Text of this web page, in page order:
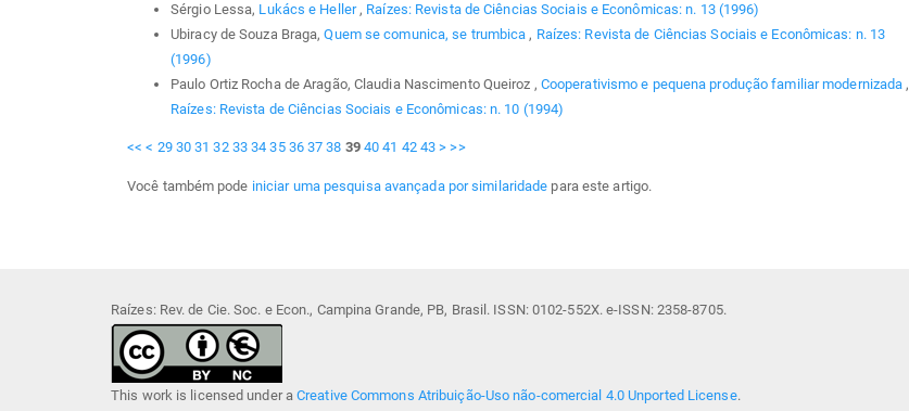
Sérgio Lessa, Lukács e Heller, Raízes: Revista de Ciências Sociais e Econômicas: n. 13 (1996)
Ubiracy de Souza Braga,Quem se comunica, se trumbica, Raízes: Revista de Ciências Sociais e Econômicas: n. 13
(1996)
Paulo Ortiz Rocha de Aragão, Claudia Nascimento Queiroz , Cooperativismo e pequena produção familiar modernizada,
Raízes: Revista de Ciências Sociais e Econômicas: n. 10 (1994)
<< < 29 30 31 32 33 34 35 36 37 38 39 40 41 42 43 > >>
Você também pode iniciar uma pesquisa avançada por similaridade para este artigo.
Raízes: Rev. de Cie. Soc. e Econ., Campina Grande, PB, Brasil. ISSN: 0102-552X. e-ISSN: 2358-8705.
This work is licensed under aCreative Commons Atribuição-Uso não-comercial 4.0 Unported License.